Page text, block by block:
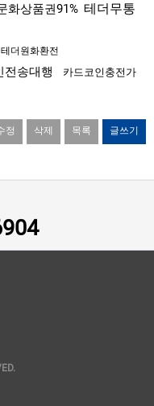
화상품권91% 테더무통
테더원화환전
전송대행
카드코인충전가
정 삭제 목록 글쓰기